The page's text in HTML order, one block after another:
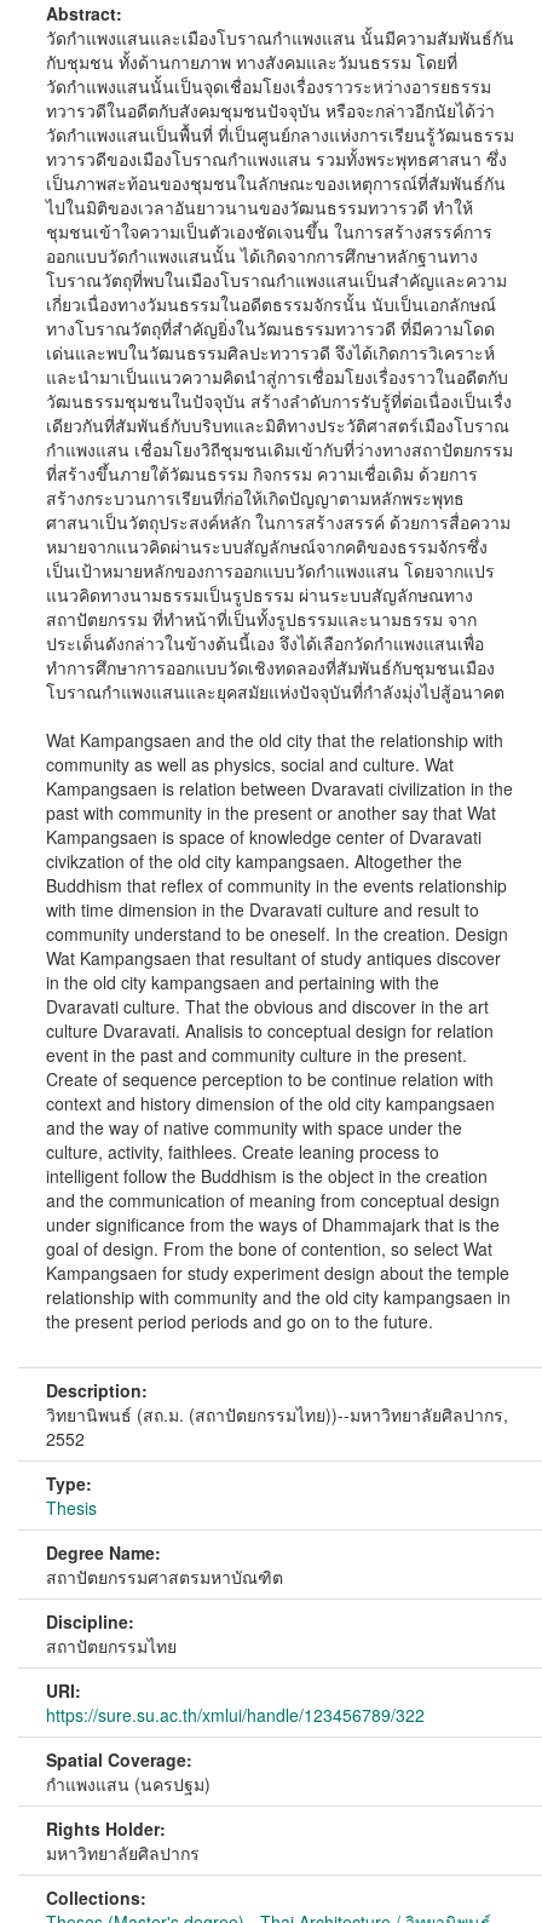
Abstract:
วัดกำแพงแสนและเมืองโบราณกำแพงแสน นั้นมีความสัมพันธ์กัน
กับชุมชน ทั้งด้านกายภาพ ทางสังคมและวัมนธรรม โดยที่
วัดกำแพงแสนนั้นเป็นจุดเชื่อมโยงเรื่องราวระหว่างอารยธรรม
ทวารวดีในอดีตกับสังคมชุมชนปัจจุบัน หรือจะกล่าวอีกนัยได้ว่า
วัดกำแพงแสนเป็นพื้นที่ ที่เป็นศูนย์กลางแห่งการเรียนรู้วัฒนธรรม
ทวารวดีของเมืองโบราณกำแพงแสน รวมทั้งพระพุทธศาสนา ซึ่ง
เป็นภาพสะท้อนของชุมชนในลักษณะของเหตุการณ์ที่สัมพันธ์กัน
ไปในมิติของเวลาอันยาวนานของวัฒนธรรมทวารวดี ทำให้
ชุมชนเข้าใจความเป็นตัวเองชัดเจนขึ้น ในการสร้างสรรค์การ
ออกแบบวัดกำแพงแสนนั้น ได้เกิดจากการศึกษาหลักฐานทาง
โบราณวัตถุที่พบในเมืองโบราณกำแพงแสนเป็นสำคัญและความ
เกี่ยวเนื่องทางวัมนธรรมในอดีตธรรมจักรนั้น นับเป็นเอกลักษณ์
ทางโบราณวัตถุที่สำคัญยิ่งในวัฒนธรรมทวารวดี ที่มีความโดด
เด่นและพบในวัฒนธรรมศิลปะทวารวดี จึงได้เกิดการวิเคราะห์
และนำมาเป็นแนวความคิดนำสู่การเชื่อมโยงเรื่องราวในอดีตกับ
วัฒนธรรมชุมชนในปัจจุบัน สร้างลำดับการรับรู้ที่ต่อเนื่องเป็นเรื่ง
เดียวกันที่สัมพันธ์กับบริบทและมิติทางประวัติศาสตร์เมืองโบราณ
กำแพงแสน เชื่อมโยงวิถีชุมชนเดิมเข้ากับที่ว่างทางสถาปัตยกรรม
ที่สร้างขึ้นภายใต้วัฒนธรรม กิจกรรม ความเชื่อเดิม ด้วยการ
สร้างกระบวนการเรียนที่ก่อให้เกิดปัญญาตามหลักพระพุทธ
ศาสนาเป็นวัตถุประสงค์หลัก ในการสร้างสรรค์ ด้วยการสื่อความ
หมายจากแนวคิดผ่านระบบสัญลักษณ์จากคติของธรรมจักรซึ่ง
เป็นเป้าหมายหลักของการออกแบบวัดกำแพงแสน โดยจากแปร
แนวคิดทางนามธรรมเป็นรูปธรรม ผ่านระบบสัญลักษณทาง
สถาปัตยกรรม ที่ทำหน้าที่เป็นทั้งรูปธรรมและนามธรรม จาก
ประเด็นดังกล่าวในข้างต้นนี้เอง จึงได้เลือกวัดกำแพงแสนเพื่อ
ทำการศึกษาการออกแบบวัดเชิงทดลองที่สัมพันธ์กับชุมชนเมือง
โบราณกำแพงแสนและยุคสมัยแห่งปัจจุบันที่กำลังมุ่งไปสู้อนาคต
Wat Kampangsaen and the old city that the relationship with
community as well as physics, social and culture. Wat
Kampangsaen is relation between Dvaravati civilization in the
past with community in the present or another say that Wat
Kampangsaen is space of knowledge center of Dvaravati
civikzation of the old city kampangsaen. Altogether the
Buddhism that reflex of community in the events relationship
with time dimension in the Dvaravati culture and result to
community understand to be oneself. In the creation. Design
Wat Kampangsaen that resultant of study antiques discover
in the old city kampangsaen and pertaining with the
Dvaravati culture. That the obvious and discover in the art
culture Dvaravati. Analisis to conceptual design for relation
event in the past and community culture in the present.
Create of sequence perception to be continue relation with
context and history dimension of the old city kampangsaen
and the way of native community with space under the
culture, activity, faithlees. Create leaning process to
intelligent follow the Buddhism is the object in the creation
and the communication of meaning from conceptual design
under significance from the ways of Dhammajark that is the
goal of design. From the bone of contention, so select Wat
Kampangsaen for study experiment design about the temple
relationship with community and the old city kampangsaen in
the present period periods and go on to the future.
Description:
วิทยานิพนธ์ (สถ.ม. (สถาปัตยกรรมไทย))--มหาวิทยาลัยศิลปากร,
2552
Type:
Thesis
Degree Name:
สถาปัตยกรรมศาสตรมหาบัณฑิต
Discipline:
สถาปัตยกรรมไทย
URI:
https://sure.su.ac.th/xmlui/handle/123456789/322
Spatial Coverage:
กำแพงแสน (นครปฐม)
Rights Holder:
มหาวิทยาลัยศิลปากร
Collections: